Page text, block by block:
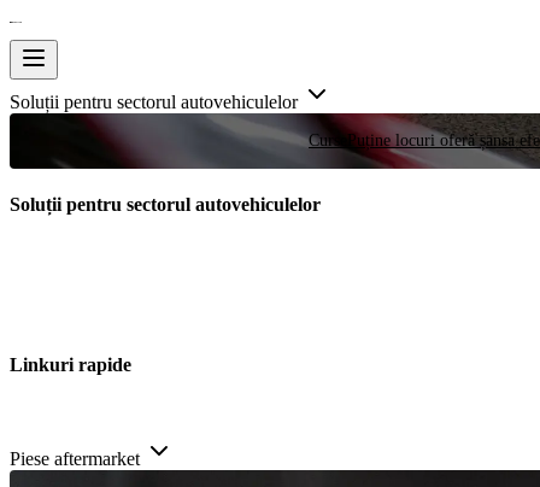
Soluții pentru sectorul autovehiculelor
Curse Puține locuri oferă șansa
Soluții pentru sectorul autovehiculelor
Linkuri rapide
Piese aftermarket